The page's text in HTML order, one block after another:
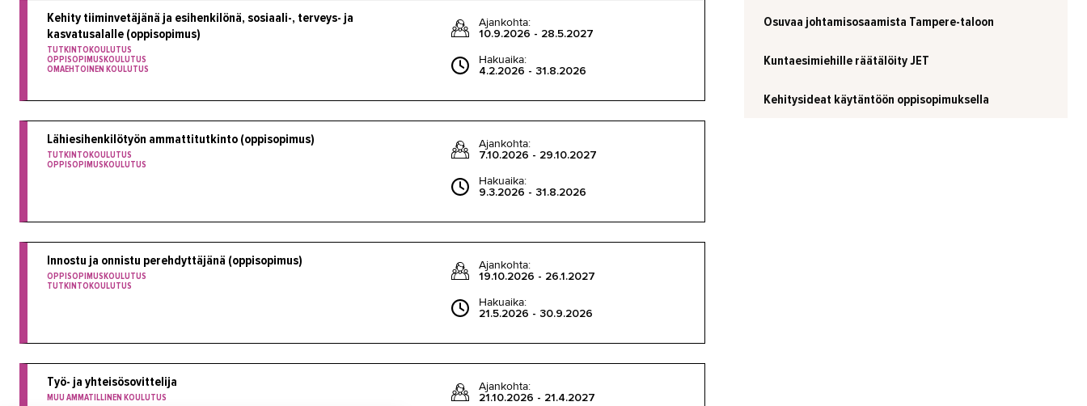
Kehity tiiminvetäjänä ja esihenkilönä, sosiaali-, terveys- ja
kasvatusalalle (oppisopimus)
TUTKINTOKOULUTUS
OPPISOPIMUSKOULUTUS
OMAEHTOINEN KOULUTUS
Ajankohta:
10.9.2026 - 28.5.2027
Hakuaika:
4.2.2026 - 31.8.2026
Lähiesihenkilötyön ammattitutkinto (oppisopimus)
TUTKINTOKOULUTUS
OPPISOPIMUSKOULUTUS
Ajankohta:
7.10.2026 - 29.10.2027
Hakuaika:
9.3.2026 - 31.8.2026
Innostu ja onnistu perehdyttäjänä (oppisopimus)
OPPISOPIMUSKOULUTUS
TUTKINTOKOULUTUS
Ajankohta:
19.10.2026 - 26.1.2027
Hakuaika:
21.5.2026 - 30.9.2026
Työ- ja yhteisösovittelija
MUU AMMATILLINEN KOULUTUS
Ajankohta:
21.10.2026 - 21.4.2027
Osuvaa johtamisosaamista Tampere-taloon
Kuntaesimiehille räätälöity JET
Kehitysideat käytäntöön oppisopimuksella